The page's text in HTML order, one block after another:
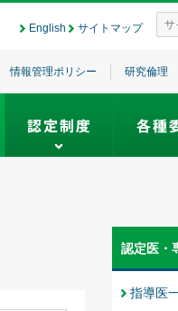
English サイトマップ
情報管理ポリシー 研究倫理
認定医・
指導医